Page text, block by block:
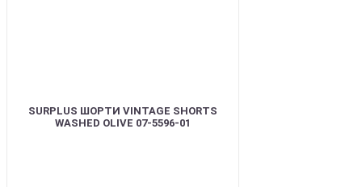
SURPLUS ШОРТИ VINTAGE SHORTS
WASHED OLIVE 07-5596-01